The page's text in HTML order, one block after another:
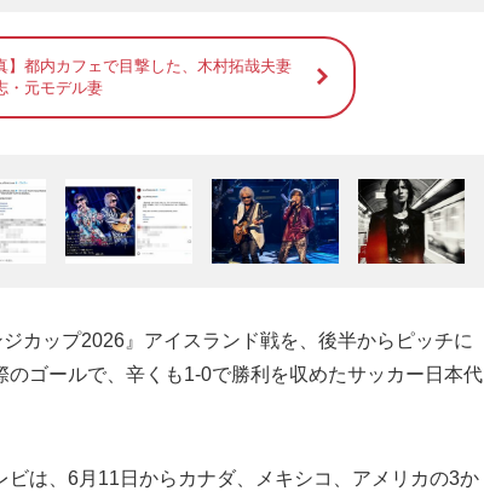
】都内カフェで目撃した、木村拓哉夫妻
・元モデル妻
カップ2026』アイスランド戦を、後半からピッチに
のゴールで、辛くも1-0で勝利を収めたサッカー日本代
は、6月11日からカナダ、メキシコ、アメリカの3か